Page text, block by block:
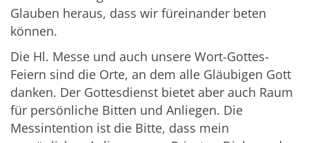
Glauben heraus, dass wir füreinander beten
können.
Die Hl. Messe und auch unsere Wort-Gottes-
Feiern sind die Orte, an dem alle Gläubigen Gott
danken. Der Gottesdienst bietet aber auch Raum
für persönliche Bitten und Anliegen. Die
Messintention ist die Bitte, dass mein